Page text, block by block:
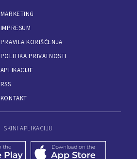
MARKETING
IMPRESUM
PRAVILA KORIŠĆENJA
POLITIKA PRIVATNOSTI
APLIKACIJE
RSS
KONTAKT
SKINI APLIKACIJU